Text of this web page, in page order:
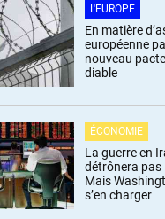
L'EUROPE
En matière
européenne
nouveau
diable
ÉCONOMIE
La guerre en
détrônera pas
Mais
s’en charger